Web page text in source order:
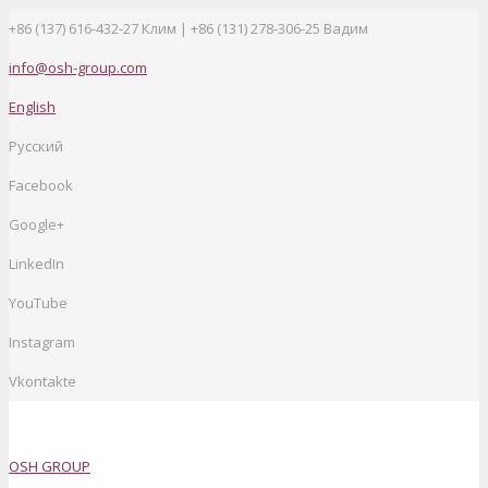
+86 (137) 616-432-27 Клим | +86 (131) 278-306-25 Вадим
info@osh-group.com
English
Русский
Facebook
Google+
LinkedIn
YouTube
Instagram
Vkontakte
OSH GROUP